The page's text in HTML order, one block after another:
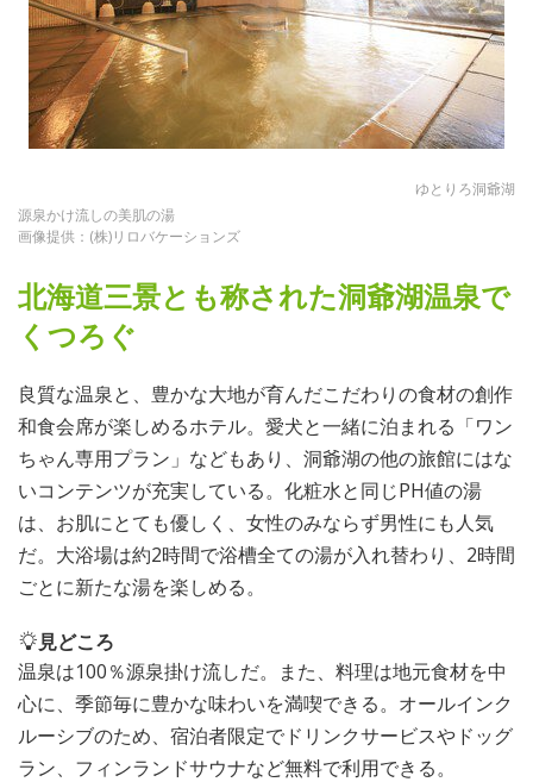
ゆとりろ洞爺湖
源泉かけ流しの美肌の湯
画像提供：(株)リロバケーションズ
北海道三景とも称された洞爺湖温泉で
くつろぐ
良質な温泉と、豊かな大地が育んだこだわりの食材の創作
和食会席が楽しめるホテル。愛犬と一緒に泊まれる「ワン
ちゃん専用プラン」などもあり、洞爺湖の他の旅館にはな
いコンテンツが充実している。化粧水と同じPH値の湯
は、お肌にとても優しく、女性のみならず男性にも人気
だ。大浴場は約2時間で浴槽全ての湯が入れ替わり、2時間
ごとに新たな湯を楽しめる。
見どころ
温泉は100％源泉掛け流しだ。また、料理は地元食材を中
心に、季節毎に豊かな味わいを満喫できる。オールインク
ルーシブのため、宿泊者限定でドリンクサービスやドッグ
ラン、フィンランドサウナなど無料で利用できる。